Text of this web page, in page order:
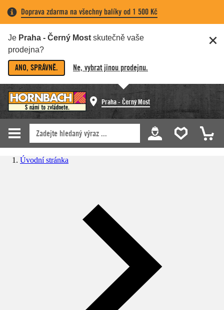
Doprava zdarma na všechny balíky od 1 500 Kč
Je Praha - Černý Most skutečně vaše
prodejna?
ANO, SPRÁVNĚ. Ne, vybrat jinou prodejnu.
Praha - Černý Most
Úvodní stránka